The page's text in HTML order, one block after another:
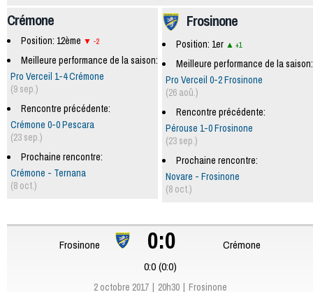
Frosinone
Position: 1er +1
Meilleure performance de la saison:
Pro Verceil 0-2 Frosinone
(26 aoû.)
Rencontre précédente:
Pérouse 1-0 Frosinone
(23 sep.)
Prochaine rencontre:
Novare - Frosinone
(8 oct.)
Crémone
Position: 12ème -2
Meilleure performance de la saison:
Pro Verceil 1-4 Crémone
(9 sep.)
Rencontre précédente:
Crémone 0-0 Pescara
(23 sep.)
Prochaine rencontre:
Crémone - Ternana
(8 oct.)
Frosinone 0:0
Crémone
0:0 (0:0)
2 octobre 2017 20h30 Frosinone